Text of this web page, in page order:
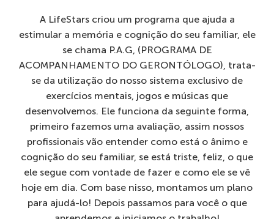
A LifeStars criou um programa que ajuda a
estimular a memória e cognição do seu familiar, ele
se chama P.A.G, (PROGRAMA DE
ACOMPANHAMENTO DO GERONTÓLOGO), trata-
se da utilização do nosso sistema exclusivo de
exercícios mentais, jogos e músicas que
desenvolvemos. Ele funciona da seguinte forma,
primeiro fazemos uma avaliação, assim nossos
profissionais vão entender como está o ânimo e
cognição do seu familiar, se está triste, feliz, o que
ele segue com vontade de fazer e como ele se vê
hoje em dia. Com base nisso, montamos um plano
para ajudá-lo! Depois passamos para você o que